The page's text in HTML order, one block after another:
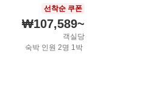
선착순 쿠폰
₩107,589~
객실당
숙박 인원 2명 1박